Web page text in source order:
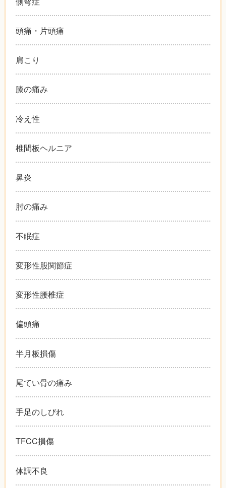
頭痛・片頭痛
肩こり
膝の痛み
冷え性
椎間板ヘルニア
鼻炎
肘の痛み
不眠症
変形性股関節症
変形性腰椎症
偏頭痛
半月板損傷
尾てい骨の痛み
手足のしびれ
TFCC損傷
体調不良